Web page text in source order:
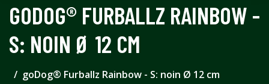
GODOG® FURBALLZ RAINBOW -
S: NOIN Ø 12 CM
goDog® Furballz Rainbow - S: noin Ø 12 cm